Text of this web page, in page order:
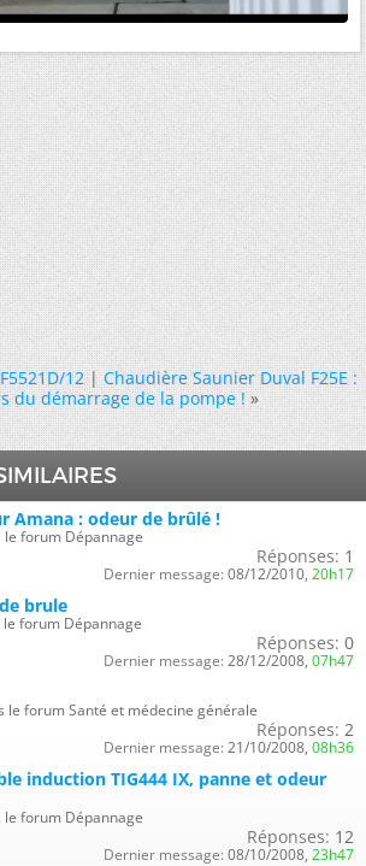
12|Chaudière Saunier Duval F25E :
du démarrage de la pompe ! »
Amana : odeur de brûlé !
forum Dépannage
Réponses: 1
Dernier message: 08/12/2010, 20h17
brule
forum Dépannage
Réponses: 0
Dernier message: 28/12/2008, 07h47
le forum Santé et médecine générale
Réponses: 2
Dernier message: 21/10/2008, 08h36
induction TIG444 IX, panne et odeur
forum Dépannage
Réponses: 12
Dernier message: 08/10/2008, 23h47